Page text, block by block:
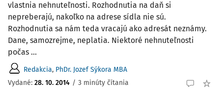
vlastnia nehnuteľnosti. Rozhodnutia na daň si
nepreberajú, nakoľko na adrese sídla nie sú.
Rozhodnutia sa nám teda vracajú ako adresát neznámy.
Dane, samozrejme, neplatia. Niektoré nehnuteľnosti
počas ...
Redakcia, PhDr. Jozef Sýkora MBA
Vydané: 28. 10. 2014 / 3 minúty čítania